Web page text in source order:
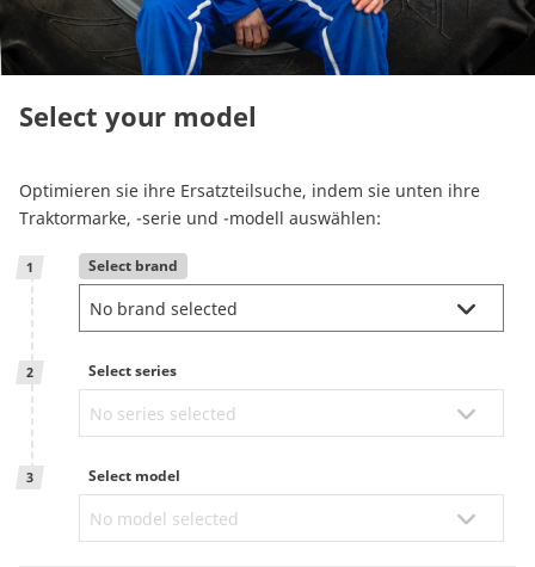
menu
Reman & Repair
TotalSource
Glassinter
Energic Plus
Austria
Select your model
Optimieren sie ihre Ersatzteilsuche, indem sie unten ihre
Traktormarke, -serie und -modell auswählen:
1 Select brand
2 Select series
3 Select model